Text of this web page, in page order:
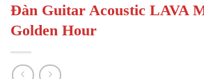
Đàn Guitar Acoustic LAVA
Golden Hour